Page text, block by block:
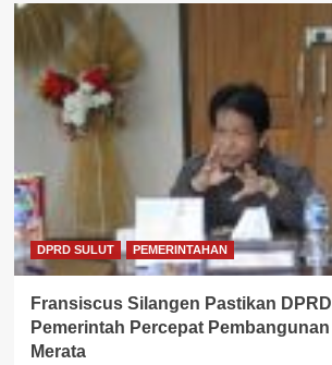
DPRD SULUT PEMERINTAHAN
Fransiscus Silangen Pastikan
Pemerintah Percepat
Merata